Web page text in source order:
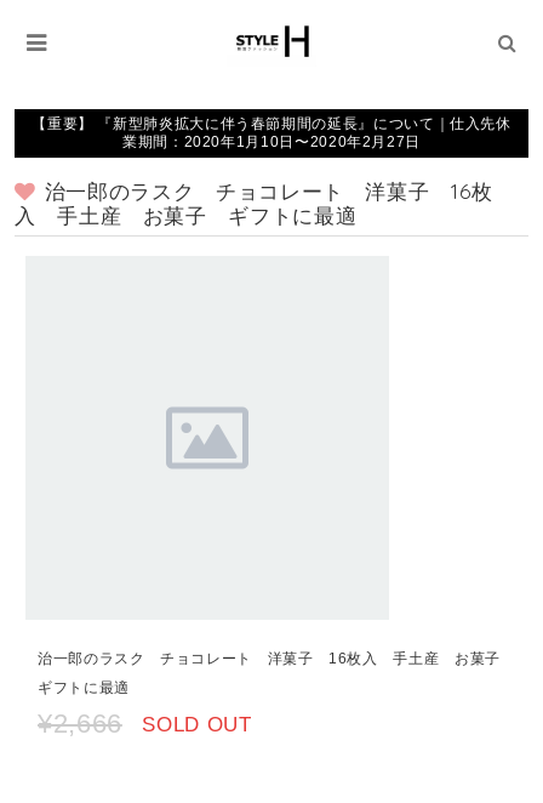
【重要】 『新型肺炎拡大に伴う春節期間の延長』について｜仕入先休
業期間：2020年1月10日〜2020年2月27日
治一郎のラスク チョコレート 洋菓子 16枚
入 手土産 お菓子 ギフトに最適
治一郎のラスク チョコレート 洋菓子 16枚入 手土産 お菓子
ギフトに最適
¥2,666 SOLD OUT